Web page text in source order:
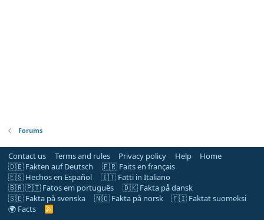
Forums
Contact us Terms and rules Privacy policy Help
Home
🇩🇪 Fakten auf Deutsch
🇫🇷 Faits en français
🇪🇸 Hechos en Español
🇮🇹 Fatti in Italiano
🇧🇷 🇵🇹 Fatos em português
🇩🇰 Fakta på dansk
🇸🇪 Fakta på svenska
🇳🇴 Fakta på norsk
🇫🇮 Faktat suomeksi
🌍 Facts
R